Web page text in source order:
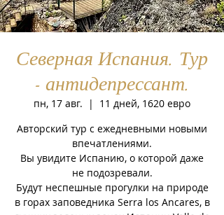
Северная Испания. Тур
- антидепрессант.
пн, 17 авг.
  |
11 дней, 1620 евро
Авторский тур с ежедневными новыми
впечатлениями.
Вы увидите Испанию, о которой даже
не подозревали.
Будут неспешные прогулки на природе
в горах заповедника Serra los Ancares, в